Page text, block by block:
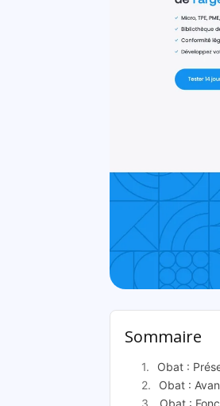
Sommaire
Obat :
Obat :
Obat :